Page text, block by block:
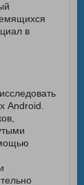
в
Android.